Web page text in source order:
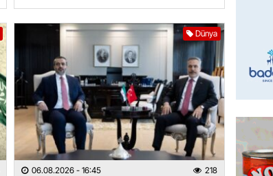
Dünya
06.08.2026 - 16:45 218